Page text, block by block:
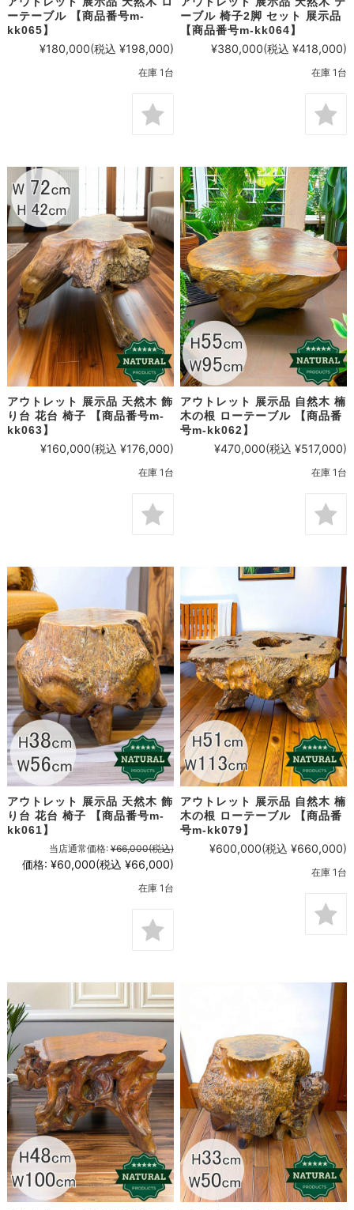
ーテーブル 【商品番号m-
kk065】
¥180,000(税込 ¥198,000)
在庫 1台
ーブル 椅子2脚 セット 展示品
【商品番号m-kk064】
¥380,000(税込 ¥418,000)
在庫 1台
アウトレット 展示品 天然木 飾
り台 花台 椅子 【商品番号m-
kk063】
¥160,000(税込 ¥176,000)
在庫 1台
アウトレット 展示品 自然木 楠
木の根 ローテーブル 【商品番
号m-kk062】
¥470,000(税込 ¥517,000)
在庫 1台
アウトレット 展示品 天然木 飾
り台 花台 椅子 【商品番号m-
kk061】
当店通常価格: ¥66,000(税込)
価格: ¥60,000(税込 ¥66,000)
在庫 1台
アウトレット 展示品 自然木 楠
木の根 ローテーブル 【商品番
号m-kk079】
¥600,000(税込 ¥660,000)
在庫 1台